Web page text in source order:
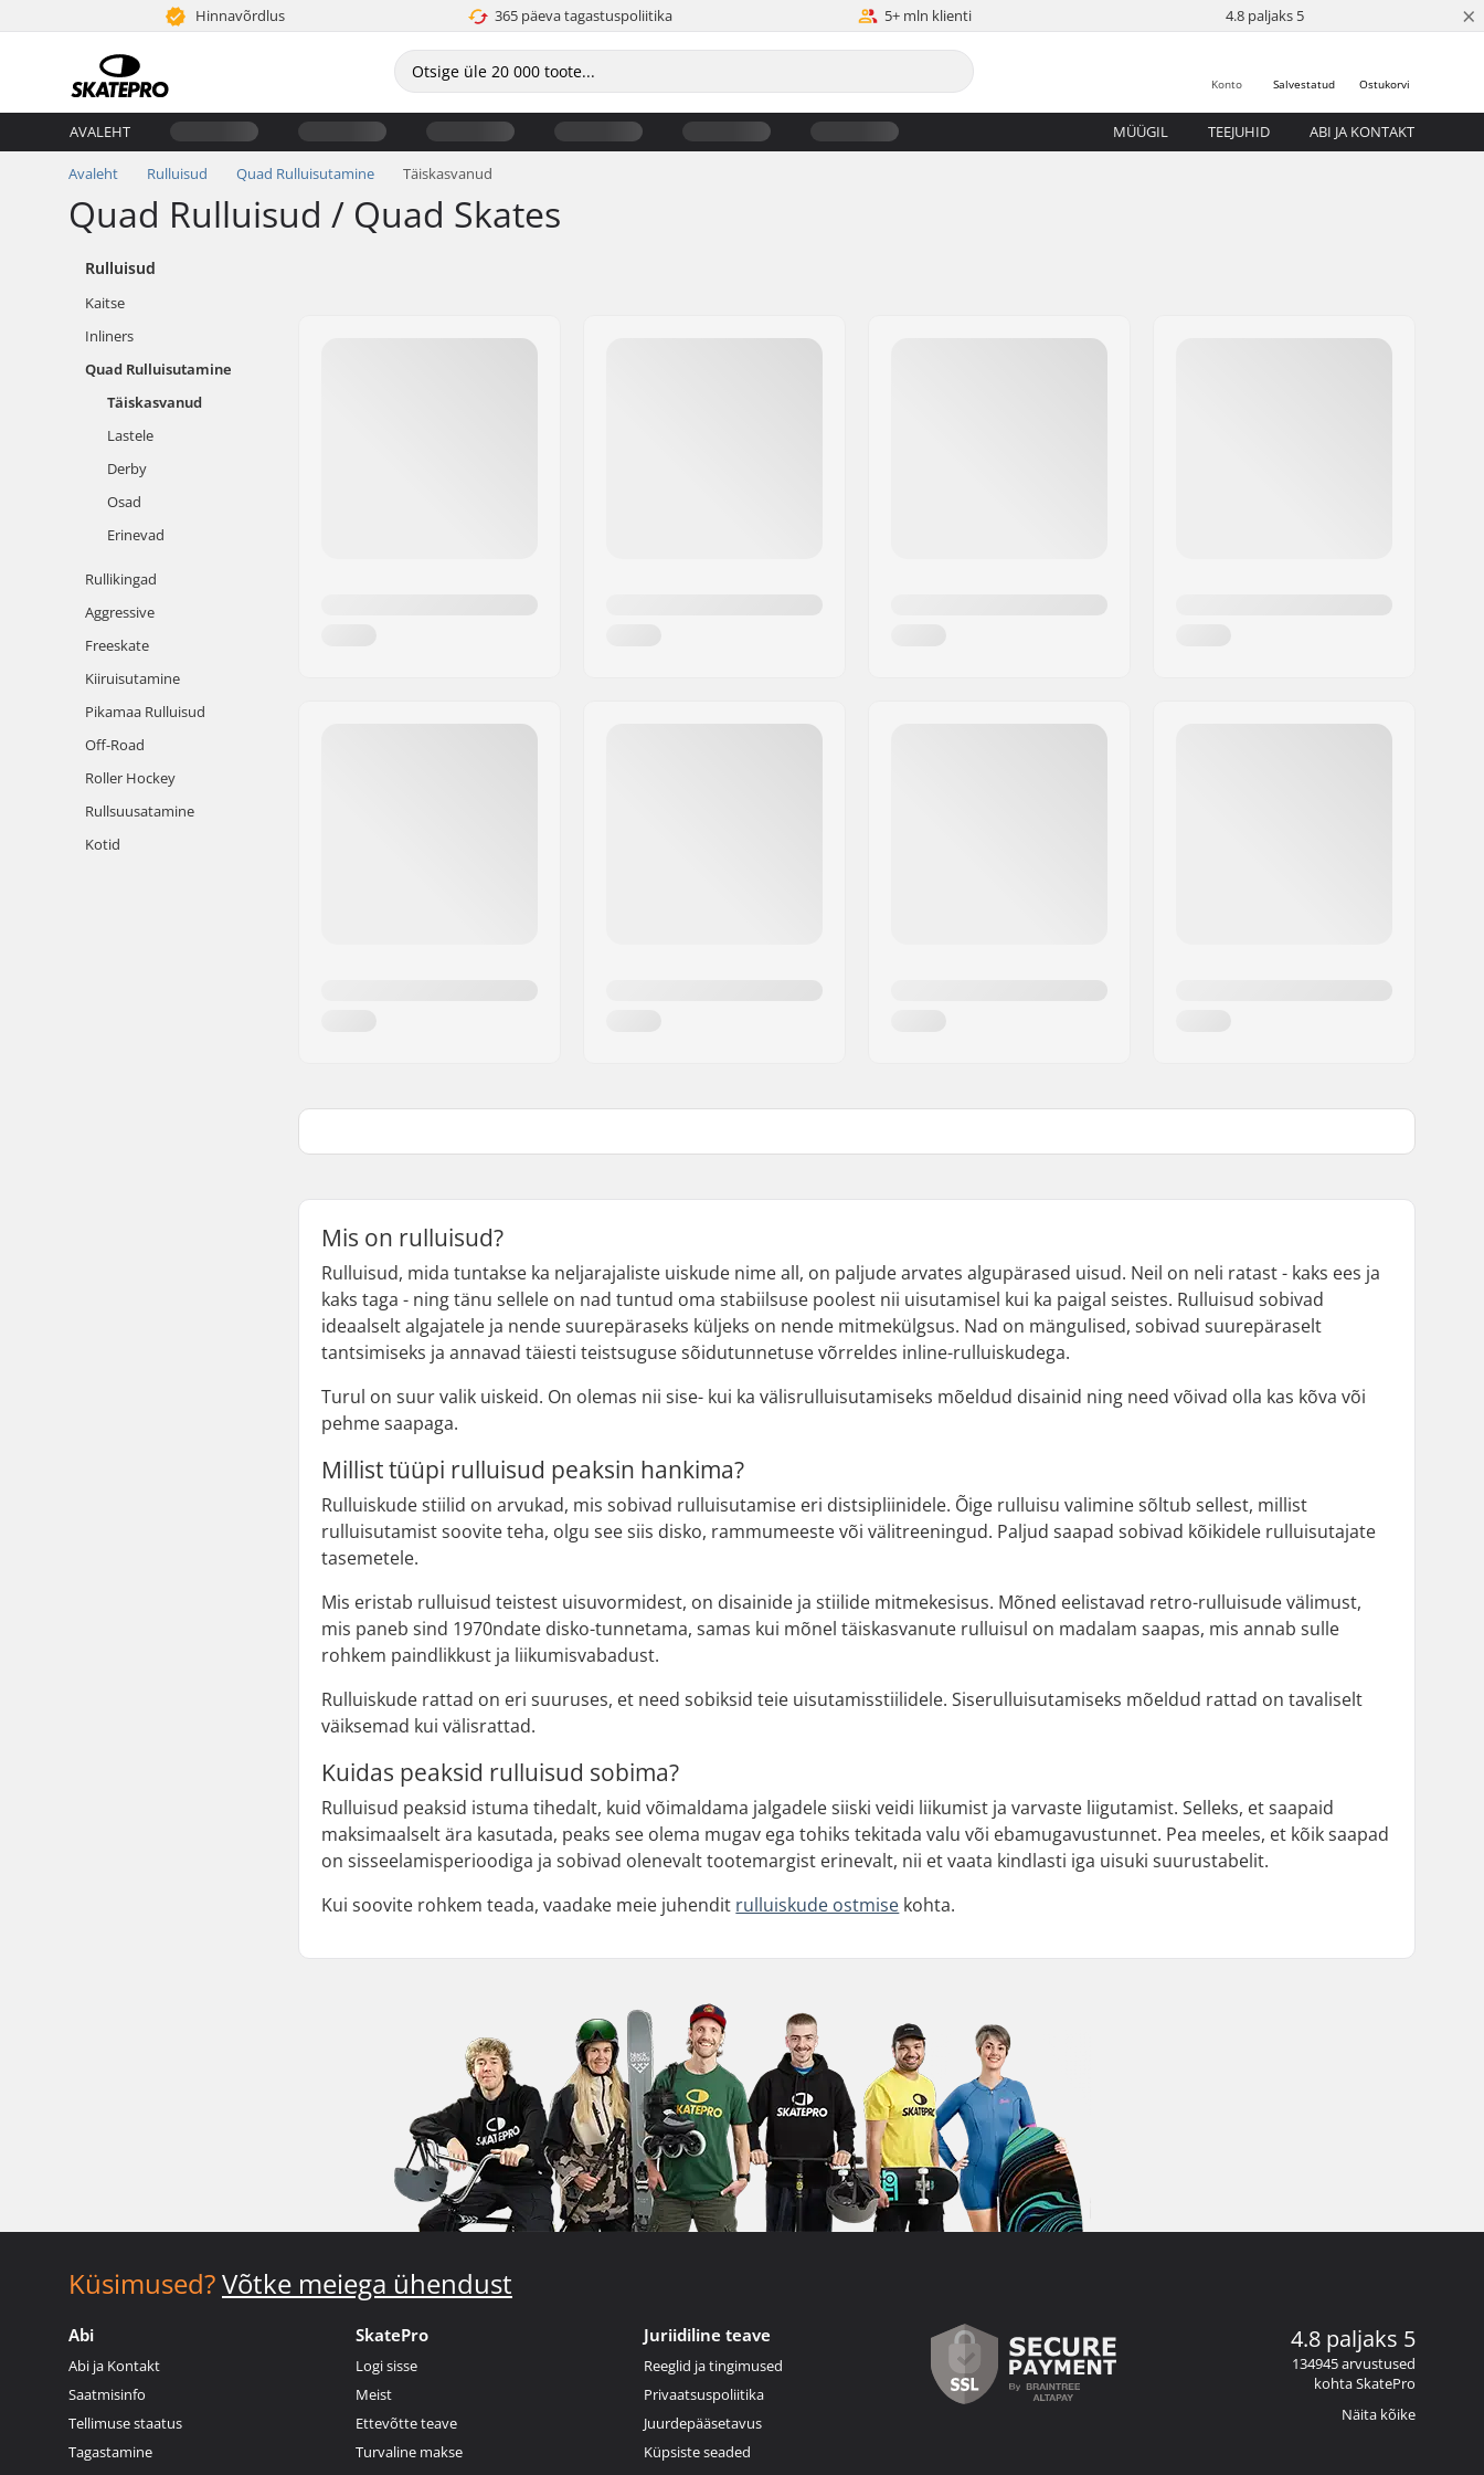
Hinnavõrdlus 365 päeva tagastuspoliitika 5+ mln klienti 4.8 paljaks 5 ×
Ostukorvi
Salvestatud
Konto
AVALEHT MÜÜGIL TEEJUHID ABI JA KONTAKT
Avaleht Rulluisud Quad Rulluisutamine Täiskasvanud
Quad Rulluisud / Quad Skates
Rulluisud
Kaitse
Inliners
Quad Rulluisutamine
Täiskasvanud
Lastele
Derby
Osad
Erinevad
Rullikingad
Aggressive
Freeskate
Kiiruisutamine
Pikamaa Rulluisud
Off-Road
Roller Hockey
Rullsuusatamine
Kotid
Mis on rulluisud?
Rulluisud, mida tuntakse ka neljarajaliste uiskude nime all, on paljude arvates algupärased uisud. Neil on neli ratast - kaks ees ja
kaks taga - ning tänu sellele on nad tuntud oma stabiilsuse poolest nii uisutamisel kui ka paigal seistes. Rulluisud sobivad
ideaalselt algajatele ja nende suurepäraseks küljeks on nende mitmekülgsus. Nad on mängulised, sobivad suurepäraselt
tantsimiseks ja annavad täiesti teistsuguse sõidutunnetuse võrreldes inline-rulluiskudega.
Turul on suur valik uiskeid. On olemas nii sise- kui ka välisrulluisutamiseks mõeldud disainid ning need võivad olla kas kõva või
pehme saapaga.
Millist tüüpi rulluisud peaksin hankima?
Rulluiskude stiilid on arvukad, mis sobivad rulluisutamise eri distsipliinidele. Õige rulluisu valimine sõltub sellest, millist
rulluisutamist soovite teha, olgu see siis disko, rammumeeste või välitreeningud. Paljud saapad sobivad kõikidele rulluisutajate
tasemetele.
Mis eristab rulluisud teistest uisuvormidest, on disainide ja stiilide mitmekesisus. Mõned eelistavad retro-rulluisude välimust,
mis paneb sind 1970ndate disko-tunnetama, samas kui mõnel täiskasvanute rulluisul on madalam saapas, mis annab sulle
rohkem paindlikkust ja liikumisvabadust.
Rulluiskude rattad on eri suuruses, et need sobiksid teie uisutamisstiilidele. Siserulluisutamiseks mõeldud rattad on tavaliselt
väiksemad kui välisrattad.
Kuidas peaksid rulluisud sobima?
Rulluisud peaksid istuma tihedalt, kuid võimaldama jalgadele siiski veidi liikumist ja varvaste liigutamist. Selleks, et saapaid
maksimaalselt ära kasutada, peaks see olema mugav ega tohiks tekitada valu või ebamugavustunnet. Pea meeles, et kõik saapad
on sisseelamisperioodiga ja sobivad olenevalt tootemargist erinevalt, nii et vaata kindlasti iga uisuki suurustabelit.
Kui soovite rohkem teada, vaadake meie juhendit rulluiskude ostmise kohta.
Küsimused?Võtke meiega ühendust
Abi
Abi ja Kontakt
Saatmisinfo
Tellimuse staatus
Tagastamine
SkatePro
Logi sisse
Meist
Ettevõtte teave
Turvaline makse
Juriidiline teave
Reeglid ja tingimused
Privaatsuspoliitika
Juurdepääsetavus
Küpsiste seaded
4.8 paljaks 5
134945 arvustused
kohta SkatePro
Näita kõike